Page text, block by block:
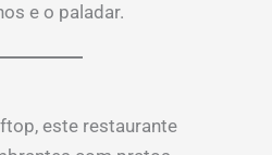
e o paladar.
este restaurante